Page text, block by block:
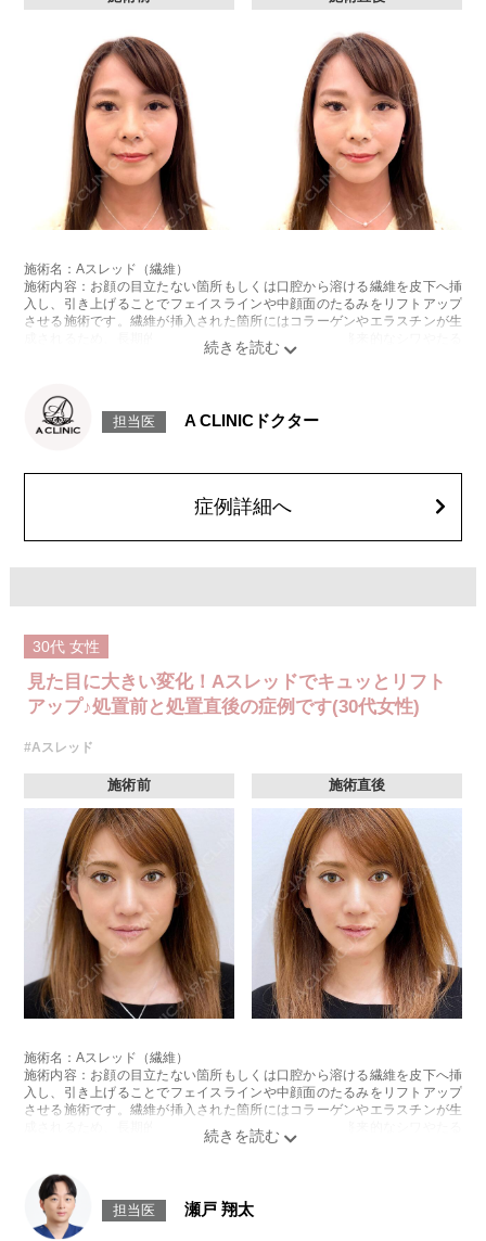
施術名：Aスレッド（繊維）
施術内容：お顔の目立たない箇所もしくは口腔から溶ける繊維を皮下へ挿
入し、引き上げることでフェイスラインや中顔面のたるみをリフトアップ
させる施術です。繊維が挿入された箇所にはコラーゲンやエラスチンが生
成されるため、長期的な美肌効果、肌質の改善効果、将来的なシワやたる
みの予防効果が期待できます。
とがございます。また、稀ではありますが、施術部位の細菌感染症、皮膚
のよれ、繊維の突出などが生じることがございます。化膿止め・痛み止め
費用：1部位 184,800円(税込)
オプション：笑気麻酔 3,300円(税込)
担当医 A CLINICドクター
症例詳細へ
30代 女性
見た目に大きい変化！Aスレッドでキュッとリフト
アップ♪処置前と処置直後の症例です(30代女性)
#Aスレッド
施術前 施術直後
施術名：Aスレッド（繊維）
施術内容：お顔の目立たない箇所もしくは口腔から溶ける繊維を皮下へ挿
入し、引き上げることでフェイスラインや中顔面のたるみをリフトアップ
させる施術です。繊維が挿入された箇所にはコラーゲンやエラスチンが生
成されるため、長期的な美肌効果、肌質の改善効果、将来的なシワやたる
みの予防効果が期待できます。
リスク、副作用：腫れ、内出血、疼痛、頭痛、引き攣れ感などが生じるこ
とがございます。また、稀ではありますが、施術部位の細菌感染症、皮膚
のよれ、繊維の突出などが生じることがございます。化膿止め・痛み止め
を処方しております。服用により、何か異常があれば服用を中止してくだ
担当医 瀬戸 翔太